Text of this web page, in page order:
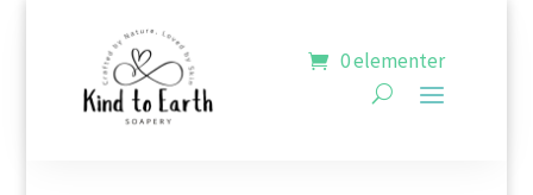
0 elementer